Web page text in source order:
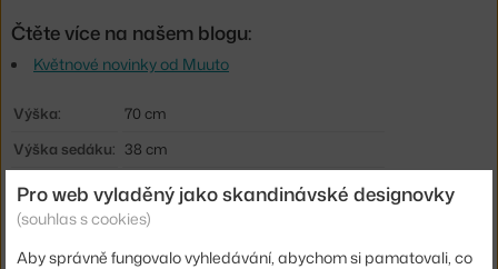
Čtěte více na našem blogu:
Květnové novinky od Muuto
Výška:
70 cm
Výška sedáku: 38 cm
Hloubka:
107 cm
Šířka:
198 cm
Barva:
světle šedá
Pro web vyladěný jako skandinávské designovky
(souhlas s cookies)
Aby správně fungovalo vyhledávání, abychom si pamatovali, co